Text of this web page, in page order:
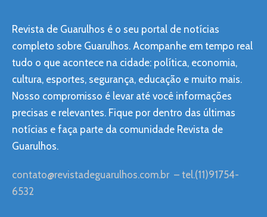
Revista de Guarulhos é o seu portal de notícias
completo sobre Guarulhos. Acompanhe em tempo real
tudo o que acontece na cidade: política, economia,
cultura, esportes, segurança, educação e muito mais.
Nosso compromisso é levar até você informações
precisas e relevantes. Fique por dentro das últimas
notícias e faça parte da comunidade Revista de
Guarulhos.
contato@revistadeguarulhos.com.br– tel.(11)91754-
6532